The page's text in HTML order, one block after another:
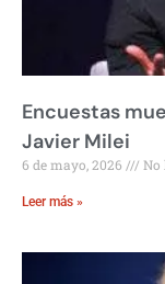
Encuestas
Javier Milei
6 de mayo, 2026
Leer más »